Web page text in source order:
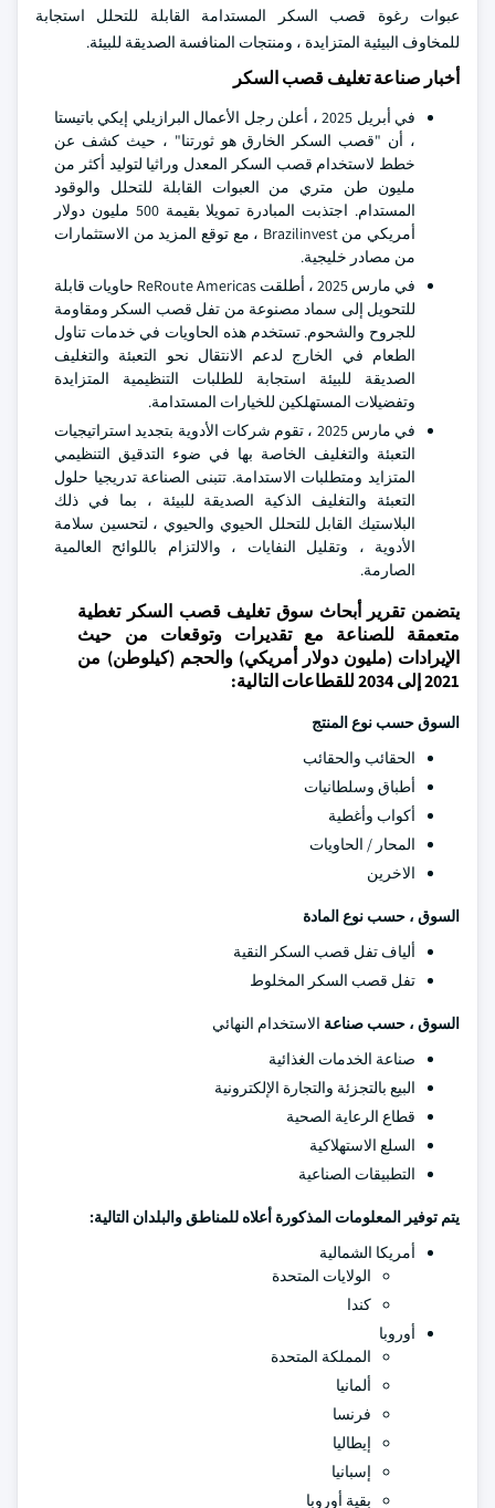
عبوات رغوة قصب السكر المستدامة القابلة للتحلل استجابة
للمخاوف البيئية المتزايدة ، ومنتجات المنافسة الصديقة للبيئة.
أخبار صناعة تغليف قصب السكر
في أبريل 2025 ، أعلن رجل الأعمال البرازيلي إيكي باتيستا
، أن "قصب السكر الخارق هو ثورتنا" ، حيث كشف عن
خطط لاستخدام قصب السكر المعدل وراثيا لتوليد أكثر من
مليون طن متري من العبوات القابلة للتحلل والوقود
المستدام. اجتذبت المبادرة تمويلا بقيمة 500 مليون دولار
أمريكي من Brazilinvest ، مع توقع المزيد من الاستثمارات
من مصادر خليجية.
في مارس 2025 ، أطلقت ReRoute Americas حاويات قابلة
للتحويل إلى سماد مصنوعة من تفل قصب السكر ومقاومة
للجروح والشحوم. تستخدم هذه الحاويات في خدمات تناول
الطعام في الخارج لدعم الانتقال نحو التعبئة والتغليف
الصديقة للبيئة استجابة للطلبات التنظيمية المتزايدة
وتفضيلات المستهلكين للخيارات المستدامة.
في مارس 2025 ، تقوم شركات الأدوية بتجديد استراتيجيات
التعبئة والتغليف الخاصة بها في ضوء التدقيق التنظيمي
المتزايد ومتطلبات الاستدامة. تتبنى الصناعة تدريجيا حلول
التعبئة والتغليف الذكية الصديقة للبيئة ، بما في ذلك
البلاستيك القابل للتحلل الحيوي والحيوي ، لتحسين سلامة
الأدوية ، وتقليل النفايات ، والالتزام باللوائح العالمية
الصارمة.
يتضمن تقرير أبحاث سوق تغليف قصب السكر تغطية
متعمقة للصناعة مع تقديرات وتوقعات من حيث
الإيرادات (مليون دولار أمريكي) والحجم (كيلوطن) من
2021 إلى 2034 للقطاعات التالية:
السوق حسب نوع المنتج
الحقائب والحقائب
أطباق وسلطانيات
أكواب وأغطية
المحار / الحاويات
الاخرين
السوق ، حسب نوع المادة
ألياف تفل قصب السكر النقية
تفل قصب السكر المخلوط
السوق ، حسب صناعة الاستخدام النهائي
صناعة الخدمات الغذائية
البيع بالتجزئة والتجارة الإلكترونية
قطاع الرعاية الصحية
السلع الاستهلاكية
التطبيقات الصناعية
يتم توفير المعلومات المذكورة أعلاه للمناطق والبلدان التالية:
أمريكا الشمالية
الولايات المتحدة
كندا
أوروبا
المملكة المتحدة
ألمانيا
فرنسا
إيطاليا
إسبانيا
بقية أوروبا